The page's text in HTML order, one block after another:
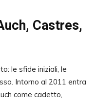
Castres,
le sfide iniziali, le
Intorno al 2011 entra
come cadetto,